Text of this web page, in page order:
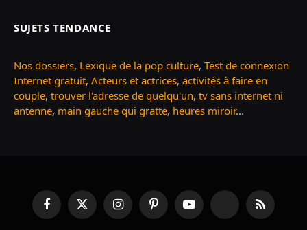
SUJETS TENDANCE
Nos dossiers, Lexique de la pop culture, Test de connexion
Internet gratuit, Acteurs et actrices, activités à faire en
couple, trouver l'adresse de quelqu'un, tv sans internet ni
antenne, main gauche qui gratte, heures miroir...
FacebookX
(Twitter)
InstagramPinterestYouTube TikTok RSS